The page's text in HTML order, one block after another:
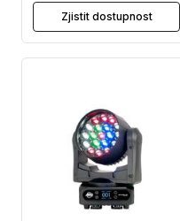
Zjistit dostupnost